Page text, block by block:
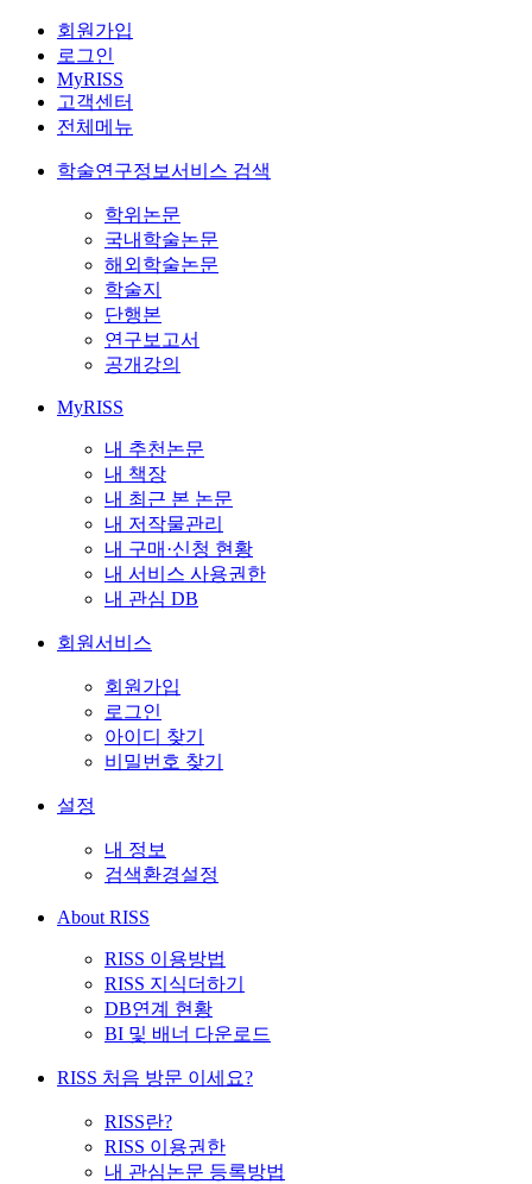
회원가입
로그인
MyRISS
고객센터
전체메뉴
학술연구정보서비스 검색
학위논문
국내학술논문
해외학술논문
학술지
단행본
연구보고서
공개강의
MyRISS
내 추천논문
내 책장
내 최근 본 논문
내 저작물관리
내 구매·신청 현황
내 서비스 사용권한
내 관심 DB
회원서비스
회원가입
로그인
아이디 찾기
비밀번호 찾기
설정
내 정보
검색환경설정
About RISS
RISS 이용방법
RISS 지식더하기
DB연계 현황
BI 및 배너 다운로드
RISS 처음 방문 이세요?
RISS란?
RISS 이용권한
내 관심논문 등록방법